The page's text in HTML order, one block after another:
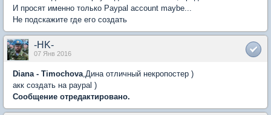
И просят именно только Paypal account maybe...
Не подскажите где его создать
-HK-
07 Янв 2016
Diana - Timochova,Дина отличный некропостер )
акк создать на paypal )
Сообщение отредактировано.